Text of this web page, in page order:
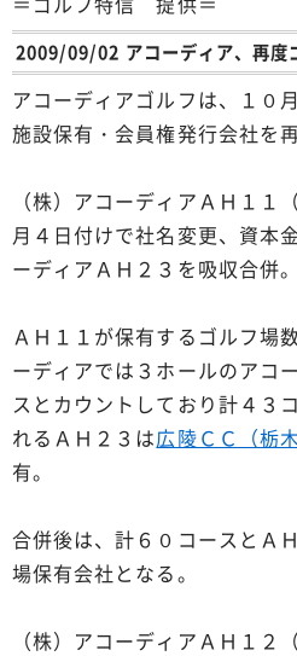
2009/09/02 アコーディア、再度
アコーディアゴルフは、１０
施設保有・会員権発行会社を再
（株）アコーディアＡＨ１１
月４日付けで社名変更、資本
ーディアＡＨ２３を吸収合併。
ＡＨ１１が保有するゴルフ場
ーディアでは３ホールのアコ
スとカウントしており計４３
れるＡＨ２３は広陵ＣＣ（栃木
有。
合併後は、計６０コースとＡ
場保有会社となる。
（株）アコーディアＡＨ１２